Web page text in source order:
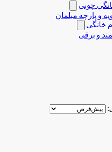
چوبی
و پارچه مبلمان
خانگی
و برقی